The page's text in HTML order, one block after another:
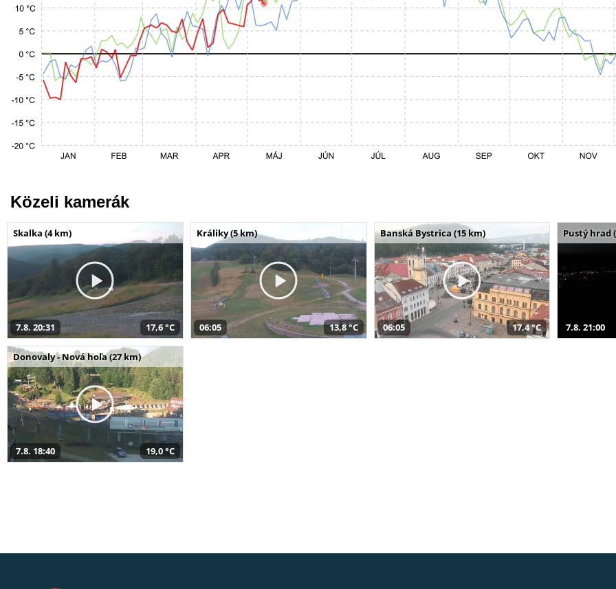
Közeli kamerák
Skalka (4 km)
7.8. 20:31 17,6 °C
Králiky (5 km)
06:05 13,8 °C
Banská Bystrica (15 km)
06:05 17,4 °C
Pustý hrad
7.8. 21:00
Donovaly - Nová hoľa (27 km)
7.8. 18:40 19,0 °C